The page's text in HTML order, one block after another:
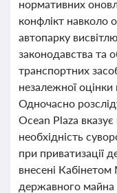
нормативних
конфлікт навколо
автопарку
законодавства та
транспортних
незалежної
Одночасно
Ocean Plaza вказує
необхідність
при приватизації
внесені
державного майна